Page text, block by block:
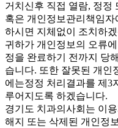
거치신후 직접 열람, 정정
혹은 개인정보관리책임
하시면 지체없이 조치하
귀하가 개인정보의 오류
정을 완료하기 전까지 당
습니다. 또한 잘못된 개인
에는정정 처리결과를 제3
루어지도록 하겠습니다.
경기도 치과의사회는 이
해지 또는 삭제된 개인정